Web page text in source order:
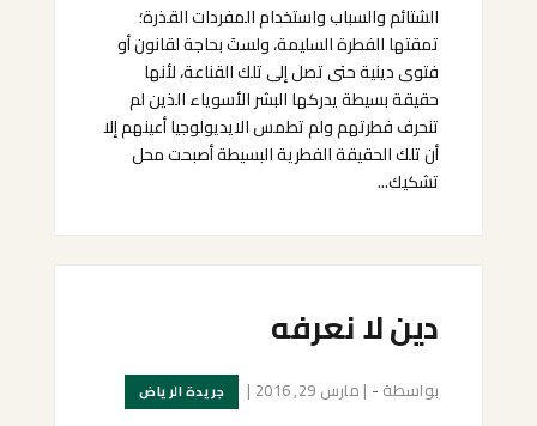
الشتائم والسباب واستخدام المفردات القذرة؛
تمقتها الفطرة السليمة، ولستَ بحاجة لقانون أو
فتوى دينية حتى تصل إلى تلك القناعة، لأنها
حقيقة بسيطة يدركها البشر الأسوياء الذين لم
تنحرف فطرتهم ولم تطمس الايديولوجيا أعينهم إلا
أن تلك الحقيقة الفطرية البسيطة أصبحت محل
تشكيك...
دين لا نعرفه
بواسطة -
| مارس 29, 2016 | جريدة الرياض